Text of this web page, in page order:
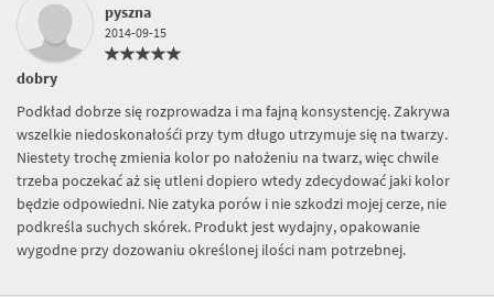
pyszna
2014-09-15
dobry
Podkład dobrze się rozprowadza i ma fajną konsystencję. Zakrywa
wszelkie niedoskonałośći przy tym długo utrzymuje się na twarzy.
Niestety trochę zmienia kolor po nałożeniu na twarz, więc chwile
trzeba poczekać aż się utleni dopiero wtedy zdecydować jaki kolor
będzie odpowiedni. Nie zatyka porów i nie szkodzi mojej cerze, nie
podkreśla suchych skórek. Produkt jest wydajny, opakowanie
wygodne przy dozowaniu określonej ilości nam potrzebnej.